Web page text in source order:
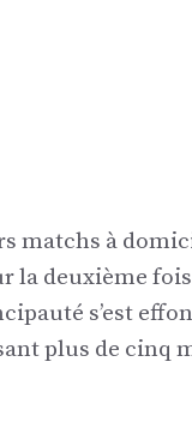
matchs à
la deuxième
s’est
plus de cinq